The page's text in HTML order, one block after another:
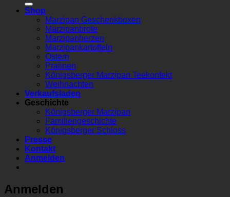
Shop
Marzipan Geschenkboxen
Marzipanbrote
Marzipanherzen
Marzipankartoffeln
Ostern
Pralinen
Königsberger Marzipan Teekonfekt
Weihnachten
Verkaufsladen
Geschichte
Königsberger Marzipan
Familiengeschichte
Königsberger Schloss
Presse
Kontakt
Anmelden
Anmelden